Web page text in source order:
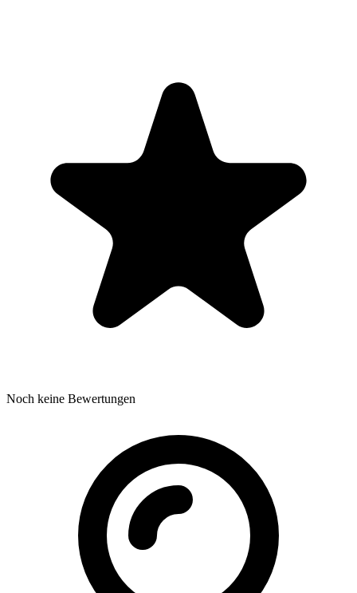
Noch keine Bewertungen